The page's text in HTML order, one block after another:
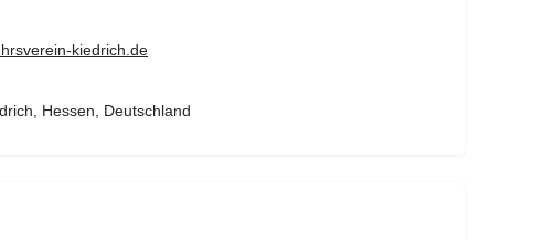
kiedrich.de
Hessen, Deutschland